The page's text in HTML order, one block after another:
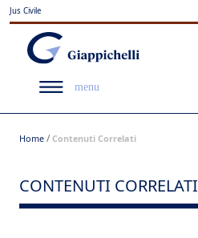
Jus Civile
menu
Home / Contenuti Correlati
CONTENUTI CORRELATI